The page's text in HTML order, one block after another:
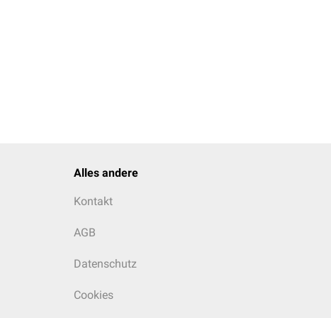
Alles andere
Kontakt
AGB
Datenschutz
Cookies